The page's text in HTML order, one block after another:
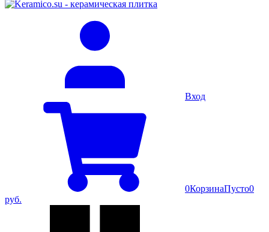
Вход
0КорзинаПусто0
руб.